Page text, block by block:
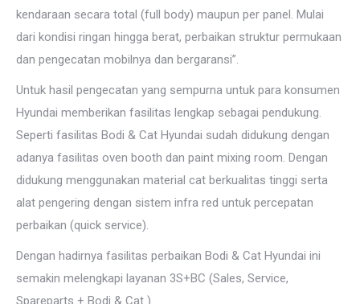
kendaraan secara total (full body) maupun per panel. Mulai
dari kondisi ringan hingga berat, perbaikan struktur permukaan
dan pengecatan mobilnya dan bergaransi”.
Untuk hasil pengecatan yang sempurna untuk para konsumen
Hyundai memberikan fasilitas lengkap sebagai pendukung.
Seperti fasilitas Bodi & Cat Hyundai sudah didukung dengan
adanya fasilitas oven booth dan paint mixing room. Dengan
didukung menggunakan material cat berkualitas tinggi serta
alat pengering dengan sistem infra red untuk percepatan
perbaikan (quick service).
Dengan hadirnya fasilitas perbaikan Bodi & Cat Hyundai ini
semakin melengkapi layanan 3S+BC (Sales, Service,
Spareparts + Bodi & Cat ).